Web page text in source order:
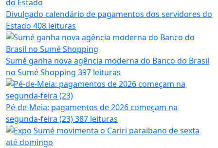
Divulgado calendário de pagamentos dos servidores do
Estado 408 leituras
Sumé ganha nova agência moderna do Banco do Brasil
no Sumé Shopping 397 leituras
Pé-de-Meia: pagamentos de 2026 começam na
segunda-feira (23)387 leituras